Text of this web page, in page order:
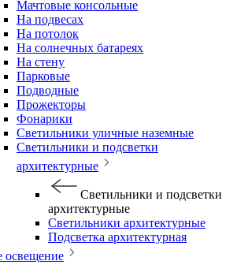
Мачтовые консольные
На подвесах
На потолок
На солнечных батареях
На стену
Парковые
Подводные
Прожекторы
Фонарики
Светильники уличные наземные
Светильники и подсветки
архитектурные
Светильники и подсветки
архитектурные
Светильники архитектурные
Подсветка архитектурная
освещение